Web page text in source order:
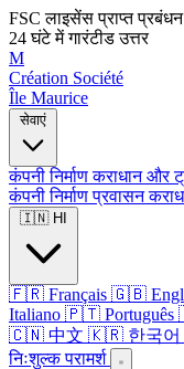
FSC लाइसेंस प्राप्त
24 घंटे में गारंटीड उत्तर
M
Création Société
Île Maurice
कंपनी निर्माणकराधान और
कंपनी निर्माणप्रवासन
🇫🇷 Français 🇬🇧
Italiano 🇵🇹 Português
🇨🇳 中文 🇰🇷 한국어
निःशुल्क परामर्श